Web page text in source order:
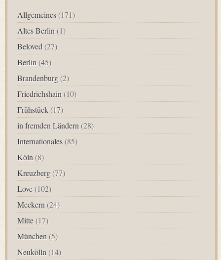
Allgemeines (171)
Altes Berlin (1)
Beloved (27)
Berlin (45)
Brandenburg (2)
Friedrichshain (10)
Frühstück (17)
in fremden Ländern (28)
Internationales (85)
Köln (8)
Kreuzberg (77)
Love (102)
Meckern (24)
Mitte (17)
München (5)
Neukölln (14)